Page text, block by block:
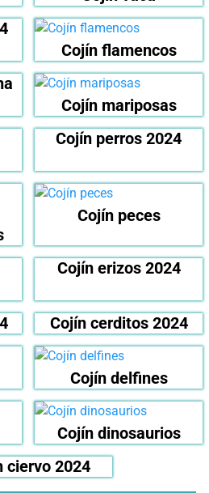
Cojín flamencos
Cojín mariposas
Cojín perros 2024
Cojín peces
Cojín erizos 2024
Cojín cerditos 2024
Cojín delfines
Cojín dinosaurios
ciervo 2024